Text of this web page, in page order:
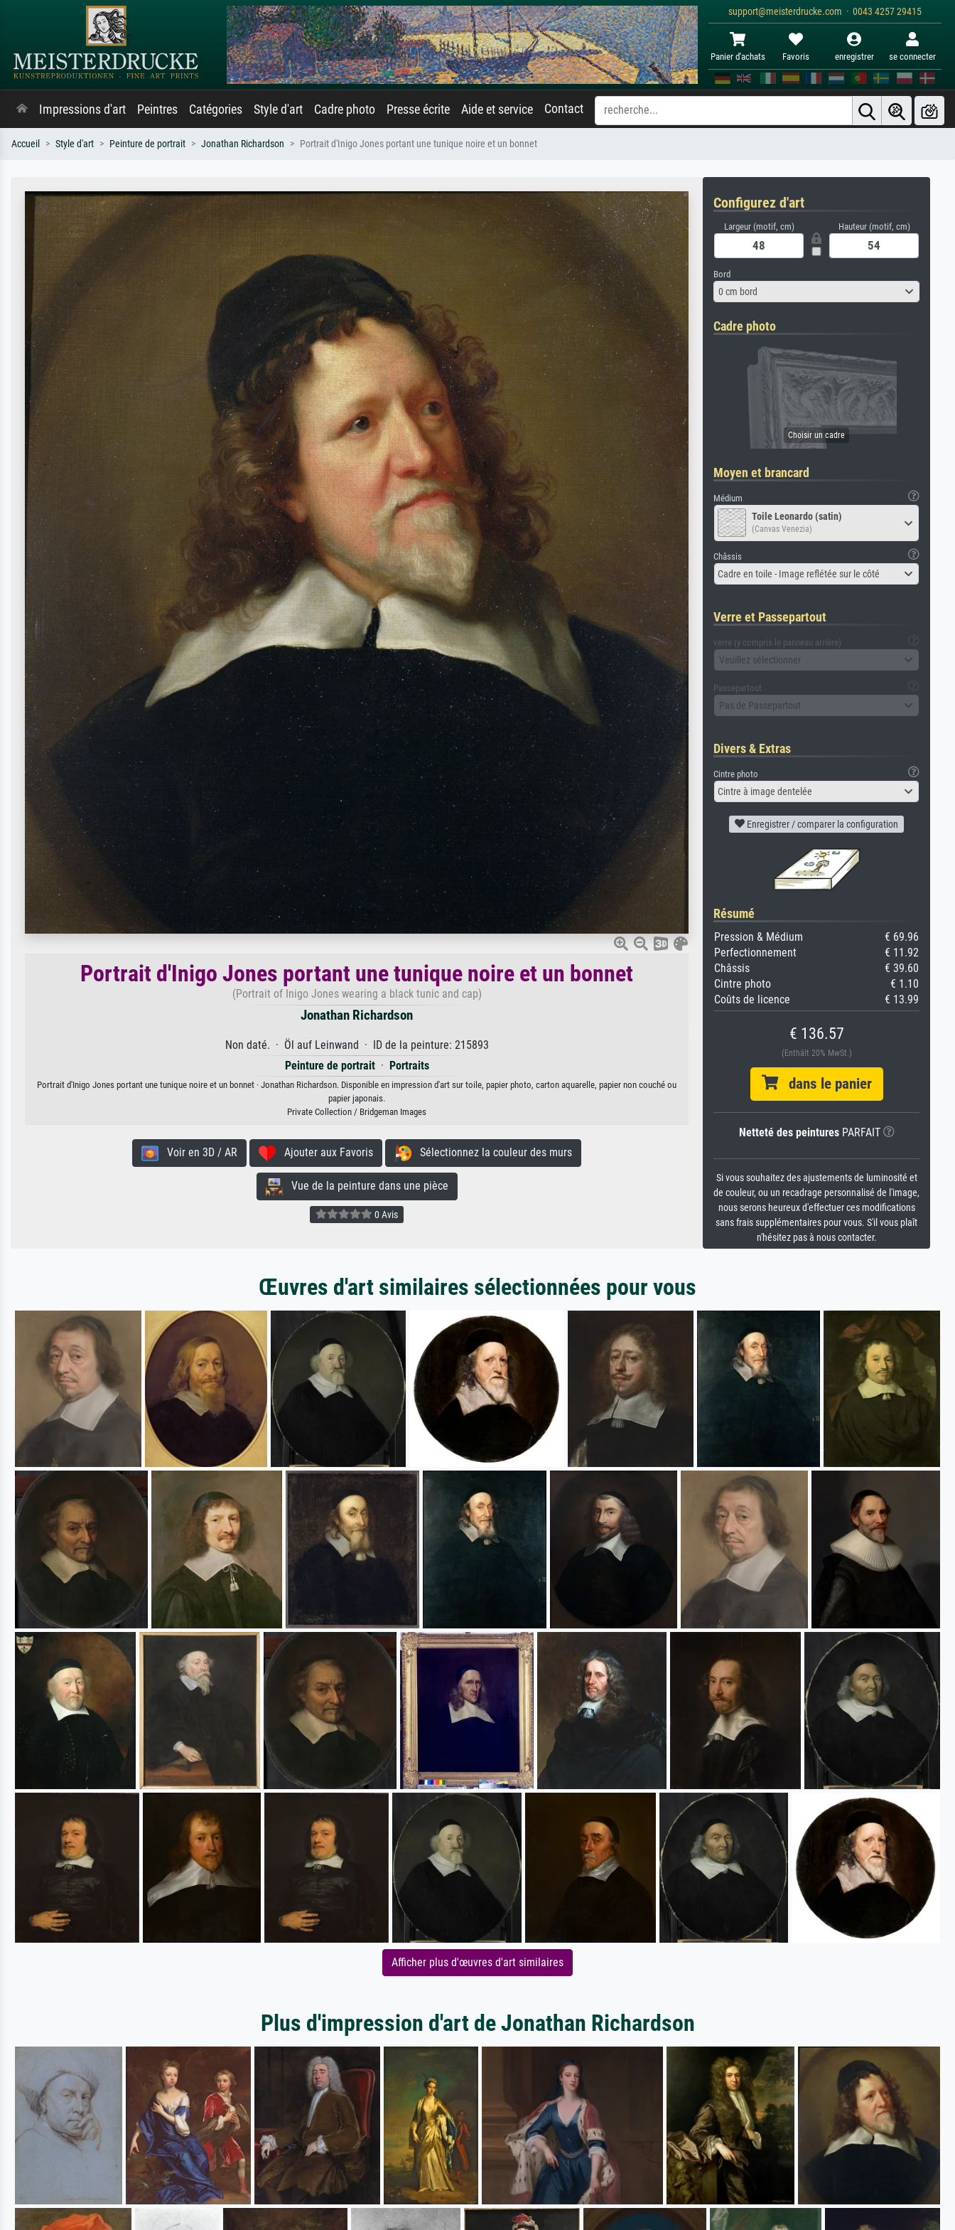
support@meisterdrucke.com · 0043 4257 29415
Panier d'achats Favoris enregistrer se connecter
Impressions d'art Peintres Catégories Style d'art Cadre photo Presse écrite Aide et service Contact
Accueil Style d'art Peinture de portrait Jonathan Richardson Portrait d'Inigo Jones portant une tunique noire et un bonnet
Portrait d'Inigo Jones portant une tunique noire et un bonnet
(Portrait of Inigo Jones wearing a black tunic and cap)
Jonathan Richardson
Non daté. · Öl auf Leinwand · ID de la peinture: 215893
Peinture de portrait· Portraits
Portrait d'Inigo Jones portant une tunique noire et un bonnet · Jonathan Richardson. Disponible en impression d'art sur toile, papier photo, carton aquarelle, papier non couché ou
papier japonais.
Private Collection / Bridgeman Images
Voir en 3D / AR Ajouter aux Favoris Sélectionnez la couleur des murs
Vue de la peinture dans une pièce
0 Avis
Configurez d'art
Largeur (motif, cm) Hauteur (motif, cm)
Bord
0 cm bord
Cadre photo
Moyen et brancard
Médium
Toile Leonardo (satin)
(Canvas Venezia)
Châssis
Cadre en toile - Image reflétée sur le côté
Verre et Passepartout
verre (y compris le panneau arrière)
Veuillez sélectionner
Passepartout
Pas de Passepartout
Divers & Extras
Cintre photo
Cintre à image dentelée
Enregistrer / comparer la configuration
Résumé
Pression & Médium
€ 69.96
Perfectionnement
€ 11.92
Châssis
€ 39.60
Cintre photo
€ 1.10
Coûts de licence
€ 13.99
€ 136.57
(Enthält 20% MwSt.)
dans le panier
Netteté des peinturesPARFAIT
Si vous souhaitez des ajustements de luminosité et
de couleur, ou un recadrage personnalisé de l'image,
nous serons heureux d'effectuer ces modifications
sans frais supplémentaires pour vous. S'il vous plaît
n'hésitez pas à nous contacter.
Œuvres d'art similaires sélectionnées pour vous
Afficher plus d'œuvres d'art similaires
Plus d'impression d'art de Jonathan Richardson